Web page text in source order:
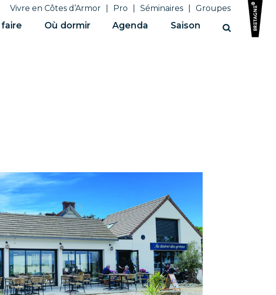
Vivre en Côtes d’Armor Pro Séminaires Groupes
faire Où dormir Agenda Saison